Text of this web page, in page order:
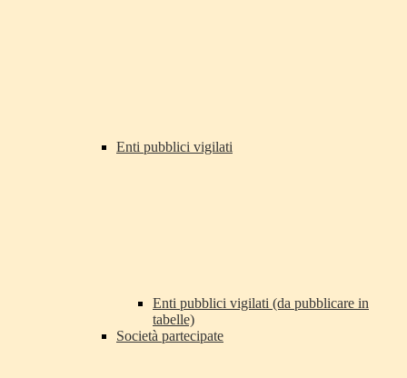
Enti pubblici vigilati
Enti pubblici vigilati (da pubblicare in
tabelle)
Società partecipate